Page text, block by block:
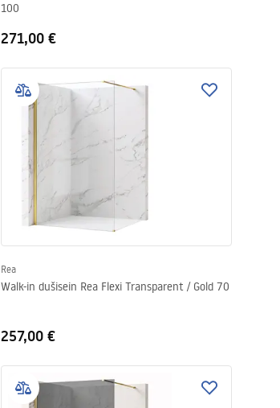
100
271,00 €
Rea
Walk-in dušisein Rea Flexi Transparent / Gold 70
257,00 €